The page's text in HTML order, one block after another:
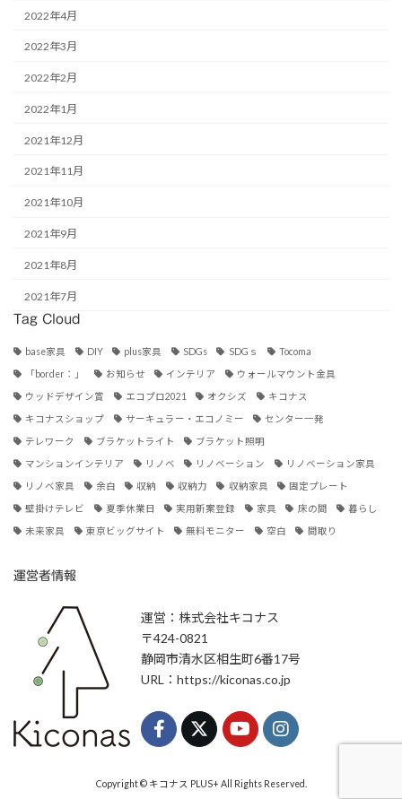
2022年4月
2022年3月
2022年2月
2022年1月
2021年12月
2021年11月
2021年10月
2021年9月
2021年8月
2021年7月
Tag Cloud
base家具 DIY plus家具 SDGs SDGｓ Tocoma
「border：」 お知らせ インテリア ウォールマウント金具
ウッドデザイン賞 エコプロ2021 オクシズ キコナス
キコナスショップ サーキュラー・エコノミー センター一発
テレワーク ブラケットライト ブラケット照明
マンションインテリア リノベ リノベーション リノベーション家具
リノベ家具 余白 収納 収納力 収納家具 固定プレート
壁掛けテレビ 夏季休業日 実用新案登録 家具 床の間 暮らし
未来家具 東京ビッグサイト 無料モニター 空白 間取り
運営者情報
運営：株式会社キコナス
〒424-0821
静岡市清水区相生町6番17号
URL：https://kiconas.co.jp
Copyright © キコナス PLUS+ All Rights Reserved.